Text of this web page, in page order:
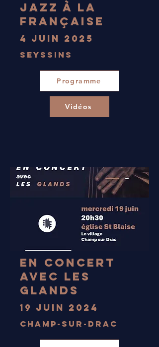
Jazz à la
française
4 juin 2025
Seyssins
Programme
Vidéos
En concert
avec les
Glands
19 juin 2024
Champ-sur-Drac